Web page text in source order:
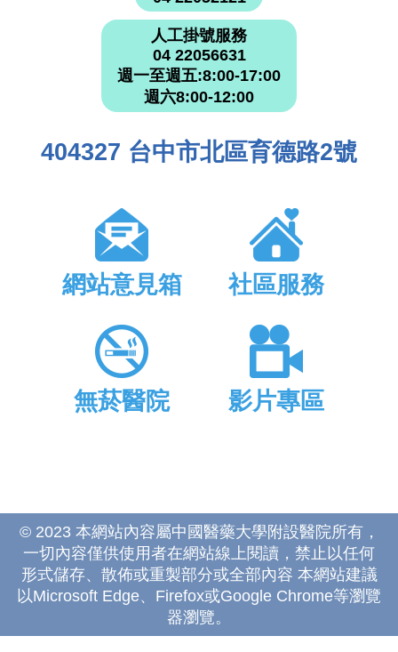
人工掛號服務
04 22056631
週一至週五:8:00-17:00
週六8:00-12:00
404327 台中市北區育德路2號
網站意見箱 社區服務
無菸醫院 影片專區
© 2023 本網站內容屬中國醫藥大學附設醫院所有，
一切內容僅供使用者在網站線上閱讀，禁止以任何
形式儲存、散佈或重製部分或全部內容 本網站建議
以Microsoft Edge、Firefox或Google Chrome等瀏覽
器瀏覽。